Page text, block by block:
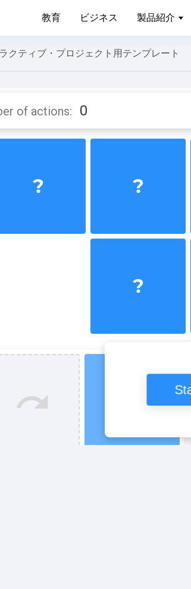
教育 ビジネス 製品紹介
クティブ・プロジェクト用テンプレート